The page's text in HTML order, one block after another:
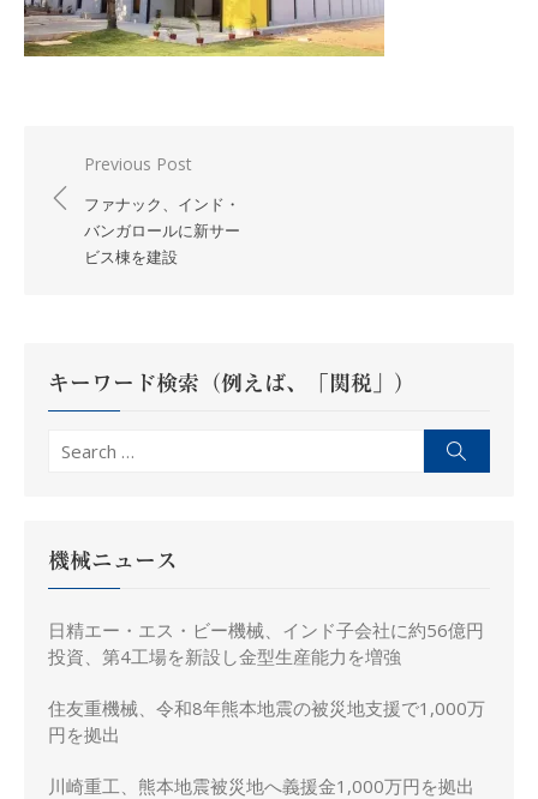
稿
シ
ョ
Previous Post
ファナック、インド・
バンガロールに新サー
ビス棟を建設
キーワード検索（例えば、「関税」）
Search
機械ニュース
日精エー・エス・ビー機械、インド子会社に約56億円
投資、第4工場を新設し金型生産能力を増強
住友重機械、令和8年熊本地震の被災地支援で1,000万
円を拠出
川崎重工、熊本地震被災地へ義援金1,000万円を拠出